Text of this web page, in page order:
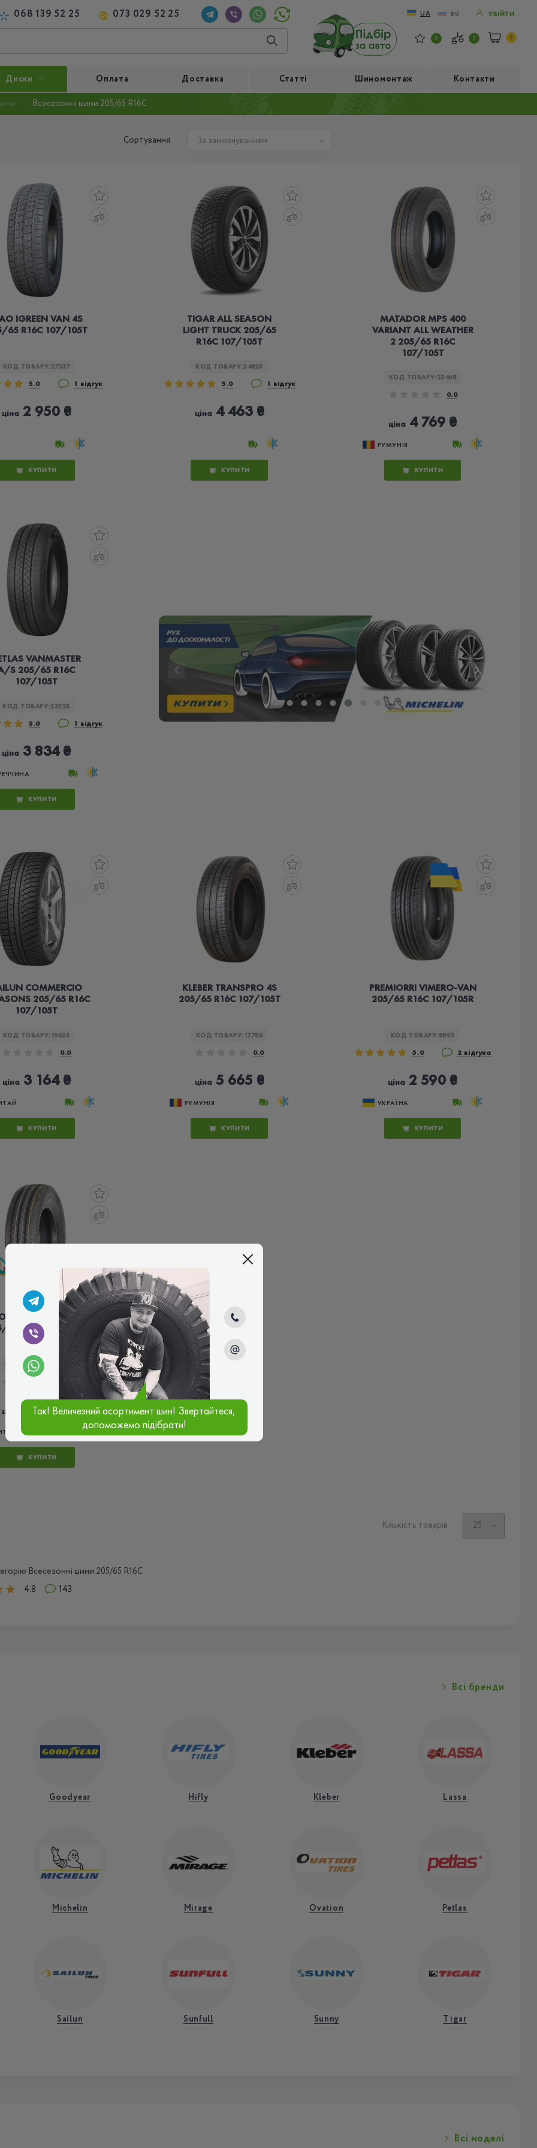
068 139 52 25 073 029 52 25 UA RU УВІЙТИ
0 0 0
Диски Оплата Доставка Статті Шиномонтаж Контакти
Всесезонні шини 205/65 R16C
Сортування
IGREEN VAN 4S
65 R16C 107/105T
КОД ТОВАРУ:27237
5.0 1 відгук
ціна2 950 ₴
КУПИТИ
TIGAR ALL SEASON
LIGHT TRUCK 205/65
R16C 107/105T
КОД ТОВАРУ:24825
5.0 1 відгук
ціна4 463 ₴
КУПИТИ
MATADOR MPS 400
VARIANT ALL WEATHER
2 205/65 R16C
107/105T
КОД ТОВАРУ:23468
0.0
ціна 4 769 ₴
РУМУНІЯ
КУПИТИ
VANMASTER
S 205/65 R16C
107/105T
КОД ТОВАРУ:23225
5.0 1 відгук
ціна 3 834 ₴
КУПИТИ
COMMERCIO
205/65 R16C
107/105T
КОД ТОВАРУ: 19625
0.0
ціна3 164 ₴
КУПИТИ
KLEBER TRANSPRO 4S
205/65 R16C 107/105T
КОД ТОВАРУ: 17786
0.0
ціна5 665 ₴
РУМУНІЯ
КУПИТИ
PREMIORRI VIMERO-VAN
205/65 R16C 107/105R
КОД ТОВАРУ: 8893
5.0 2 відгука
ціна 2 590 ₴
УКРАЇНА
КУПИТИ
V-07AS
65 R16C 107/105T
КОД ТОВАРУ:
0.0
ціна 2 682 ₴
КУПИТИ
Кількість товарів
Всесезонні шини 205/65 R16C
4.8
143
Всі бренди
Goodyear Hifly Kleber Lassa
Michelin Mirage Ovation Petlas
Sailun Sunfull Sunny Tigar
Всі моделі
Так! Величезний асортимент шин! Звертайтеся,
допоможемо підібрати!